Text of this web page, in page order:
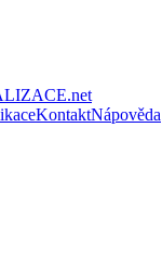
.net
KontaktNápověda